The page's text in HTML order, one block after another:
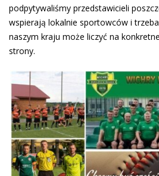
podpytywaliśmy przedstawicieli
wspierają lokalnie sportowców i
naszym kraju może liczyć na
strony.